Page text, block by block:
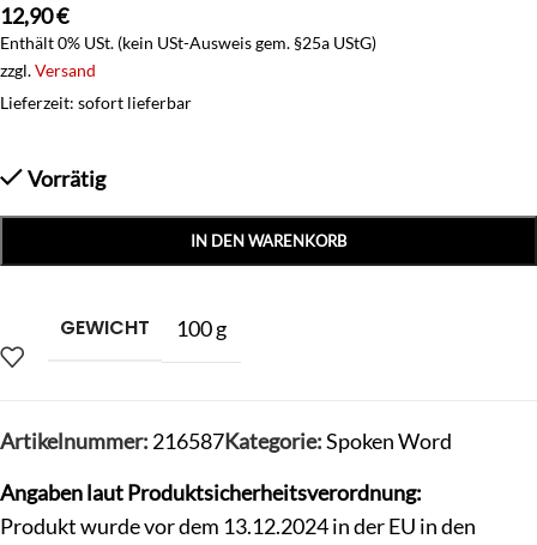
12,90€
Enthält 0% USt. (kein USt-Ausweis gem. §25a UStG)
zzgl.Versand
Lieferzeit: sofort lieferbar
Vorrätig
IN DEN WARENKORB
GEWICHT 100 g
Artikelnummer: 216587Kategorie:Spoken Word
Angaben laut Produktsicherheitsverordnung:
Produkt wurde vor dem 13.12.2024 in der EU in den